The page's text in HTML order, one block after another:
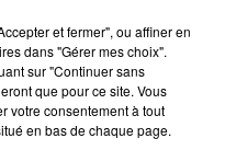
: les ossements
disparus...
et fermer", ou affiner en
dans "Gérer mes choix".
sur "Continuer sans
que pour ce site. Vous
votre consentement à tout
en bas de chaque page.